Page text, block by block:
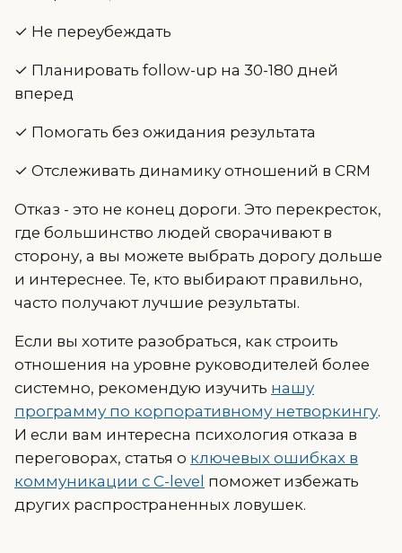
✓ Не переубеждать
✓ Планировать follow-up на 30-180 дней
вперед
✓ Помогать без ожидания результата
✓ Отслеживать динамику отношений в CRM
Отказ - это не конец дороги. Это перекресток,
где большинство людей сворачивают в
сторону, а вы можете выбрать дорогу дольше
и интереснее. Те, кто выбирают правильно,
часто получают лучшие результаты.
Если вы хотите разобраться, как строить
отношения на уровне руководителей более
системно, рекомендую изучить нашу
программу по корпоративному нетворкингу.
И если вам интересна психология отказа в
переговорах, статья о ключевых ошибках в
коммуникации с C-level поможет избежать
других распространенных ловушек.